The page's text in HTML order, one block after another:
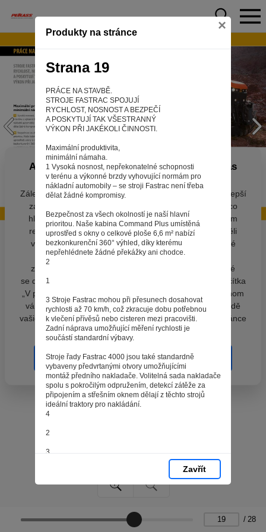
Produkty na stránce ×
Strana 19
PRÁCE NA STAVBĚ.
STROJE FASTRAC SPOJUJÍ
RYCHLOST, NOSNOST A BEZPEČÍ
A POSKYTUJÍ TAK VŠESTRANNÝ
VÝKON PŘI JAKÉKOLI ČINNOSTI.
Maximální produktivita,
minimální námaha.
1 Vysoká nosnost, nepřekonatelné schopnosti
v terénu a výkonné brzdy vyhovující normám pro
nákladní automobily – se stroji Fastrac není třeba
dělat žádné kompromisy.
Bezpečnost za všech okolností je naší hlavní
prioritou. Naše kabina Command Plus umístěná
uprostřed s okny o celkové ploše 6,6 m² nabízí
bezkonkurenční 360° výhled, díky kterému
nepřehlédnete žádné překážky ani chodce.
2
1
3 Stroje Fastrac mohou při přesunech dosahovat
rychlosti až 70 km/h, což zkracuje dobu potřebnou
k vlečení přívěsů nebo cisteren mezi pracovišti.
Zadní náprava umožňující měření rychlosti je
součástí standardní výbavy.
Stroje řady Fastrac 4000 jsou také standardně
vybaveny předvrtanými otvory umožňujícími
montáž předního nakladače. Volitelná sada nakladače
spolu s pokročilým odpružením, detekcí zátěže za
připojením a střešním oknem dělají z těchto strojů
ideální traktory pro nakládání.
4
2
3
UNIVERZÁLNÍ TRAKTORY FASTRAC
Zavřít
/ 28
Aby web fungoval tak, jak ho znáte (souhlas
s cookies)
Záleží nám na tom, aby pro vás nakupování bylo co nejlepší
zážitkem. Abyste na našich stránkách rychle našli to, co
hledáte, ušetřili spoustu klikání a nezobrazovaly se vám
reklamy na věci, které vás nezajímají. Abyste web viděli
v zobrazení na které jste zvyklí a nemuseli se pokaždé
přihlašovat. Proto od vás potřebujeme souhlas se
zpracováním souborů cookies - malých souborů, které
se dočasně ukládají ve vašem prohlížeči. Stisknutím tlačítka
„V pořádku“ souhlasíte s nastavením cookies tak, abychom
vám poskytovali smysluplné a užitečné služby na základě
vašich údajů. Svůj souhlas můžete kdykoli změnit na stránce
zpracování osobních údajů.
Spravovat cookies V pořádku